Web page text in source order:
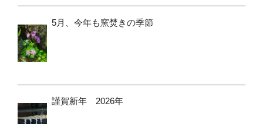
5月、今年も窯焚きの季節
謹賀新年 2026年